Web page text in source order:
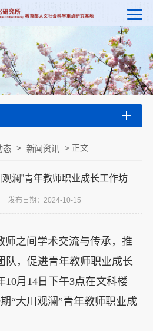
态 > 新闻资讯 > 正文
澜”青年教师职业成长工作坊
发布日期：2024-10-15
师之间学术交流与传承，推
队，促进青年教师职业成长
10月14日下午3点在文科楼
“大川观澜”青年教师职业成